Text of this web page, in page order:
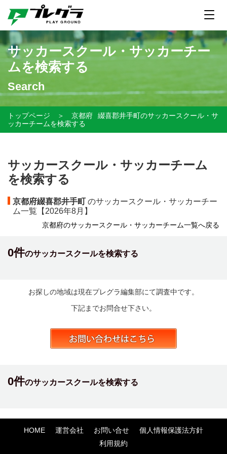
サッカースクール・サッカーチー
ムを検索する
Search
トップページ ＞ 京都府
綴喜郡井手町のサッカースクール・サ
ッカーチームを検索する
サッカースクール・サッカーチーム
を検索する
京都府綴喜郡井手町 のサッカースクール・サッカーチー
ム一覧【 2026年8月】
京都府のサッカースクール・サッカーチーム一覧へ戻る
0件のサッカースクールを検索する
お探しの地域は現在プレグラ編集部にて調査中です。
下記までお問合せ下さい。
0件のサッカースクールを検索する
HOME 運営会社 お問い合せ
個人情報保護法方針
利用規約